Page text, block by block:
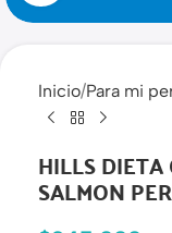
Inicio Para mi
HILLS
SALMON